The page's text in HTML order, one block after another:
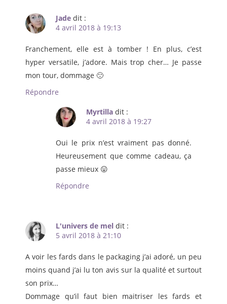
Jade dit :
4 avril 2018 à 19:13
Franchement, elle est à tomber ! En plus, c’est
hyper versatile, j’adore. Mais trop cher… Je passe
mon tour, dommage 🙁
Répondre
Myrtilla dit :
4 avril 2018 à 19:27
Oui le prix n’est vraiment pas donné.
Heureusement que comme cadeau, ça
passe mieux 😛
Répondre
L'univers de mel dit :
5 avril 2018 à 21:10
A voir les fards dans le packaging j’ai adoré, un peu
moins quand j’ai lu ton avis sur la qualité et surtout
son prix…
Dommage qu’il faut bien maitriser les fards et